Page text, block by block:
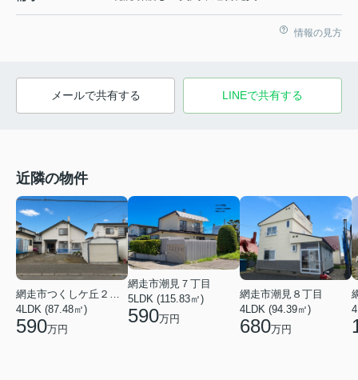
情報の見方
メールで共有する LINEで共有する
近隣の物件
網走市つくしケ丘２丁目
4LDK (87.48㎡)
590万円
網走市潮見７丁目
5LDK (115.83㎡)
590万円
網走市潮見８丁目
4LDK (94.39㎡)
680万円